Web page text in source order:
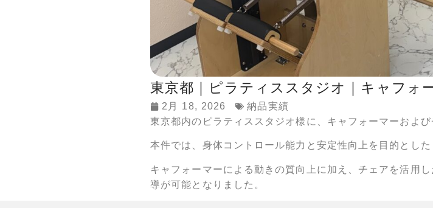
東京都｜ピラティススタジオ｜キャフォ
2月 18, 2026
納品実績
東京都内のピラティススタジオ様に、キャフォーマーおよ
本件では、身体コントロール能力と安定性向上を目的とし
キャフォーマーによる動きの質向上に加え、チェアを活用
導が可能となりました。